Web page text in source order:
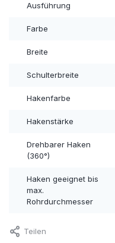
Ausführung
Farbe
Breite
Schulterbreite
Hakenfarbe
Hakenstärke
Drehbarer Haken
(360°)
Haken geeignet bis
max.
Rohrdurchmesser
Teilen